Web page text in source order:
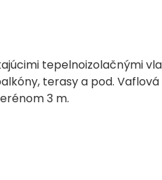
tepelnoizolačnými
terasy a pod.
3 m.